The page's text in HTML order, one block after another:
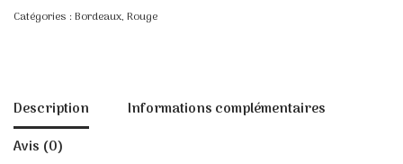
Catégories : Bordeaux, Rouge
Description
Informations complémentaires
Avis (0)